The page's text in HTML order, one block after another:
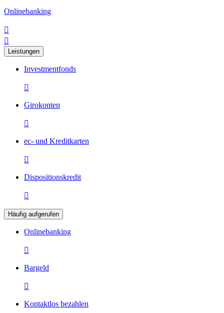
Onlinebanking


Leistungen
Investmentfonds

Girokonten

ec- und Kreditkarten

Dispositionskredit

Häufig aufgerufen
Onlinebanking

Bargeld

Kontaktlos bezahlen